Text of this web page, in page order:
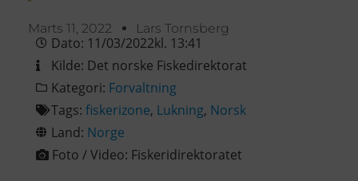
Marts 11, 2022 Lars Tornsberg
Dato: 11/03/2022kl. 13:41
Kilde: Det norske Fiskedirektorat
Kategori: Forvaltning
Tags: fiskerizone, Lukning, Norsk
Land: Norge
Foto / Video: Fiskeridirektoratet